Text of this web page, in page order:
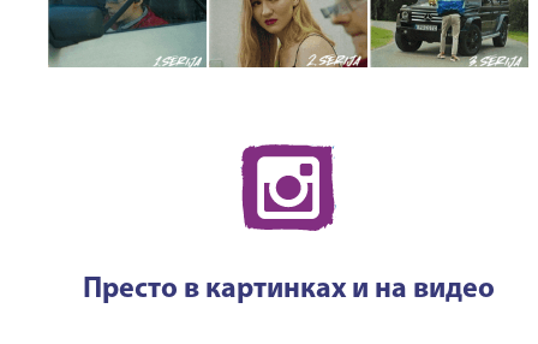
Престо в картинках и на видео